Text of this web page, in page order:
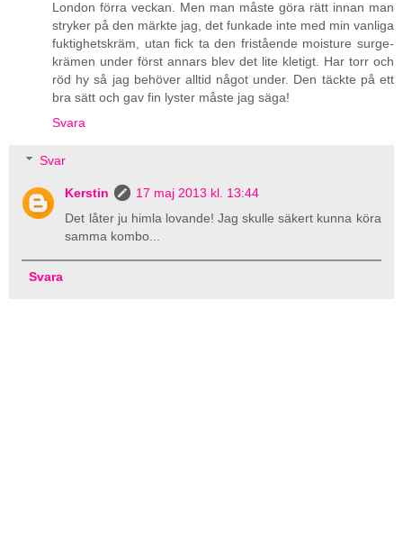
London förra veckan. Men man måste göra rätt innan man
stryker på den märkte jag, det funkade inte med min vanliga
fuktighetskräm, utan fick ta den fristående moisture surge-
krämen under först annars blev det lite kletigt. Har torr och
röd hy så jag behöver alltid något under. Den täckte på ett
bra sätt och gav fin lyster måste jag säga!
Svara
Svar
Kerstin
17 maj 2013 kl. 13:44
Det låter ju himla lovande! Jag skulle säkert kunna köra
samma kombo...
Svara